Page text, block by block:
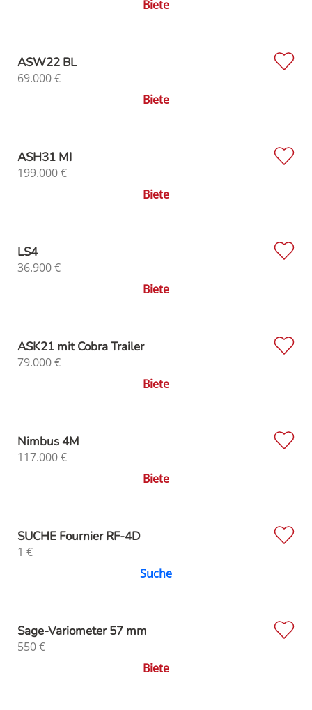
Biete
ASW22 BL
69.000€
Biete
ASH31 MI
199.000€
Biete
LS4
36.900€
Biete
ASK21 mit Cobra Trailer
79.000€
Biete
Nimbus 4M
117.000€
Biete
SUCHE Fournier RF-4D
1 €
Suche
Sage-Variometer 57 mm
550€
Biete